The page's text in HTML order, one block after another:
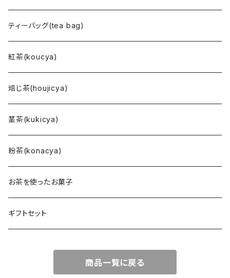
ティーバッグ(tea bag)
紅茶(koucya)
焙じ茶(houjicya)
茎茶(kukicya)
粉茶(konacya)
お茶を使ったお菓子
ギフトセット
商品一覧に戻る